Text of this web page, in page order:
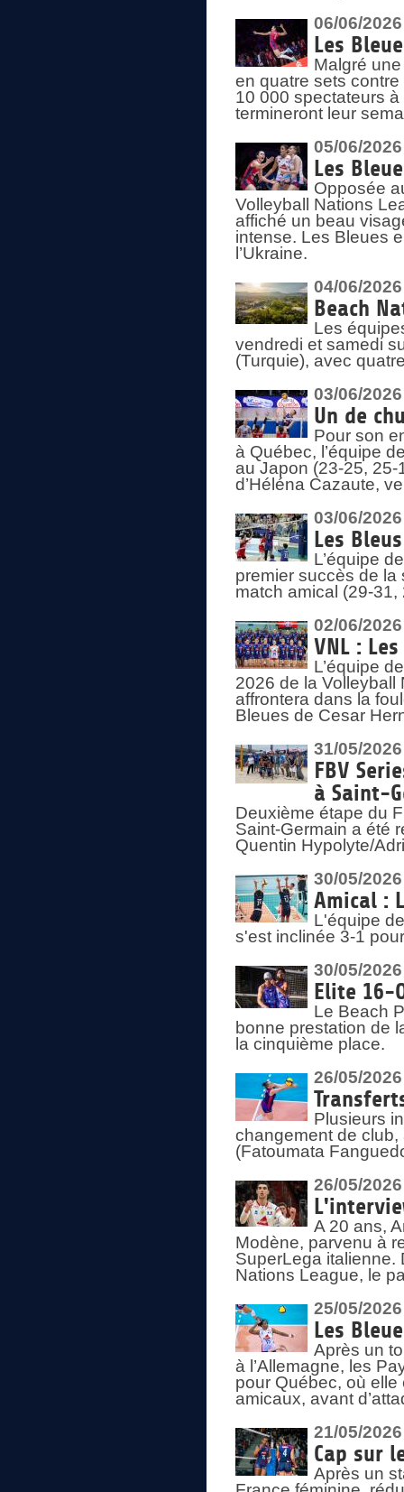
06/06/2026
Les
Malgré
en quatre sets
10 000 spectateurs
termineront leur
05/06/2026
Les
Opposée
Volleyball Nations
affiché un beau
intense. Les Bleues
l’Ukraine.
04/06/2026
Beach
Les
vendredi et samedi
(Turquie), avec
03/06/2026
Un de
Pour son
à Québec, l’équipe
au Japon (23-25,
d’Héléna Cazaute,
03/06/2026
Les
L’équipe
premier succès de la
match amical (29-
02/06/2026
VNL :
L’équipe
2026 de la
affrontera dans la
Bleues de Cesar
31/05/2026
FBV
à Saint-
Deuxième étape du
Saint-Germain a été
Quentin Hypolyte/
30/05/2026
Amical :
L'équipe
s'est inclinée 3-1
30/05/2026
Elite 16-
Le Beach
bonne prestation de
la cinquième place.
26/05/2026
Plusieurs
changement de
(Fatoumata
26/05/2026
A 20 ans,
Modène, parvenu à
SuperLega italienne.
Nations League, le
25/05/2026
Les
Après un
à l’Allemagne, les
pour Québec, où
amicaux, avant
21/05/2026
Cap sur
Après un